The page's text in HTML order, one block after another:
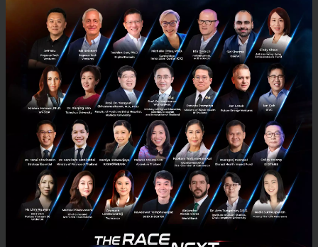
อุตสาหกรรมกาแฟไทยตลอดห่วงโซ่คุณค่า ผ่านการศึกษา
สายพันธุ์กาแฟที่เหมาะสมกับสภาพภูมิอากาศของ
ประเทศไทย การสนับสนุนต้นกล้ากาแฟคุณภาพสูง การ
ถ่ายทอดองค์ความรู้แก่เกษตรกร และการส่งเสริมแนวทาง
การผลิตที่ยั่งยืน เพื่อยกระดับคุณภาพผลผลิตและสร้างราย
ได้ให้เกษตรกรไทย
ควบคู่กับการดำเนินธุรกิจที่คำนึงถึงการใช้ทรัพยากรอย่าง
มีประสิทธิภาพ ซึ่งสอดคล้องกับแนวทางการพัฒนา
เศรษฐกิจ BCG (Bio-Circular-Green Economy หรือ
เศรษฐกิจชีวภาพ เศรษฐกิจหมุนเวียน และเศรษฐกิจสี
เขียว) ของประเทศไทย